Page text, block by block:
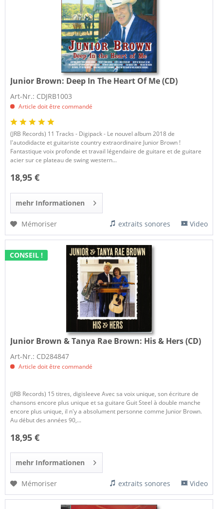
Junior Brown: Deep In The Heart Of Me (CD)
Art-Nr.: CDJRB1003
Article doit être commandé
(JRB Records) 11 Tracks - Digipack - Le nouvel album 2018 de
l'autodidacte et guitariste country extraordinaire Junior Brown !
Fantastique voix profonde et travail légendaire de guitare et de guitare
acier sur ce plateau de swing western...
18,95 €
mehr Informationen
Mémoriser extraits sonores Video
CONSEIL !
Junior Brown & Tanya Rae Brown: His & Hers (CD)
Art-Nr.: CD284847
Article doit être commandé
(JRB Records) 15 titres, digisleeve Avec sa voix unique, son écriture de
chansons encore plus unique et sa guitare Guit Steel à double manche
encore plus unique, il n'y a absolument personne comme Junior Brown.
Au début des années 90,...
18,95 €
mehr Informationen
Mémoriser extraits sonores Video